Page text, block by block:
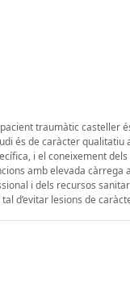
traumàtic
és de caràcter
i el coneixement
amb elevada
i dels recursos
d’evitar lesions de